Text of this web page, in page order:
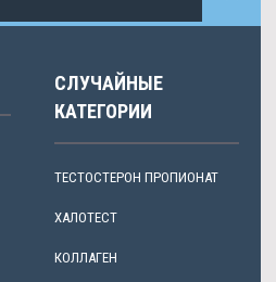
СЛУЧАЙНЫЕ
КАТЕГОРИИ
ТЕСТОСТЕРОН ПРОПИОНАТ
ХАЛОТЕСТ
КОЛЛАГЕН